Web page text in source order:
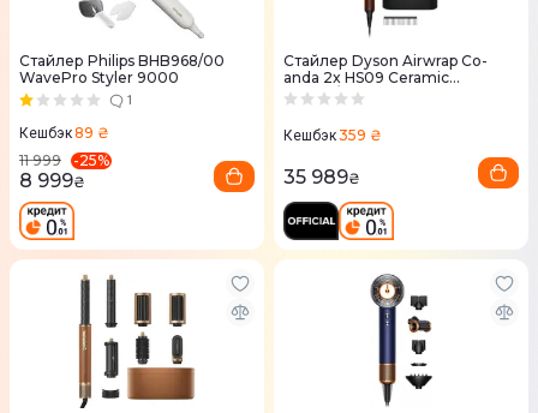
Стайлер Philips BHB968/00
WavePro Styler 9000
1
Кешбэк89 ₴
11 999
-25%
8 999₴
Стайлер Dyson Airwrap Co-
anda 2x HS09 Ceramic
Amber/Silk
Кешбэк359 ₴
35 989₴